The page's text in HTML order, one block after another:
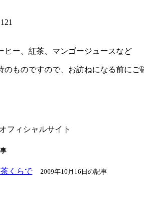
ヒー、紅茶、マンゴージュースなど
のものですので、お訪ねになる前にご
フィシャルサイト
くらで 2009年10月16日の記事